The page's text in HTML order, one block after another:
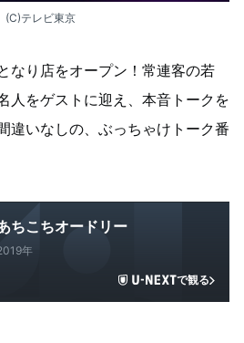
(C)テレビ東京
なり店をオープン！常連客の若
人をゲストに迎え、本音トークを
違いなしの、ぶっちゃけトーク番
ちこちオードリー
年
で観る